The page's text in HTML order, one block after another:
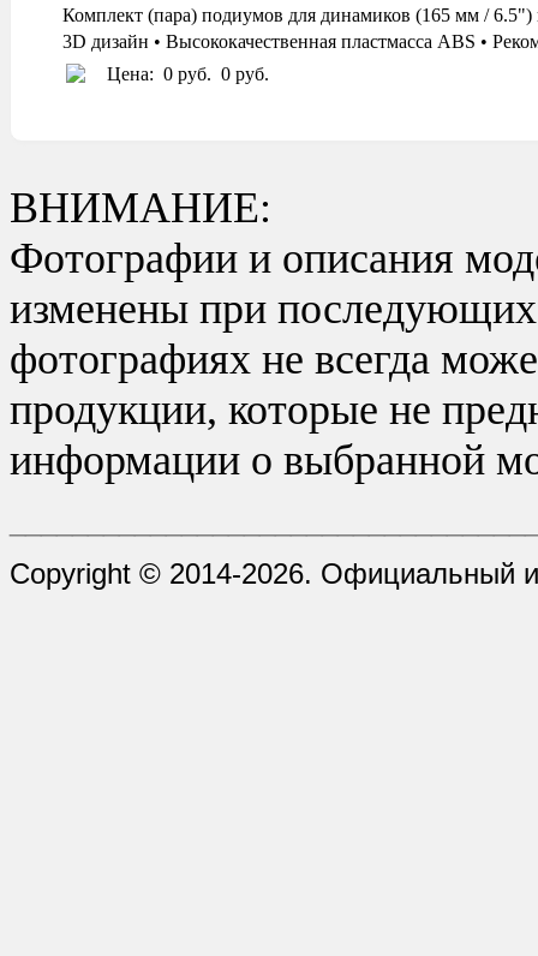
Комплект (пара) подиумов для динамиков (165 мм /
3D дизайн • Высококачественная пластмасса ABS •
Цена: 0 руб. 0 руб.
ВНИМАНИЕ:
Фотографии и описания
изменены при последующих
фотографиях не всегда
продукции, которые не
информации о выбранной
Copyright © 2014-2026. Официальный